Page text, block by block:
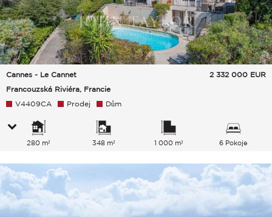
Cannes - Le Cannet
Francouzská Riviéra, Francie
2 332 000 EUR
V4409CA Prodej Dům
280 m² 348 m² 1 000 m² 6 Pokoje